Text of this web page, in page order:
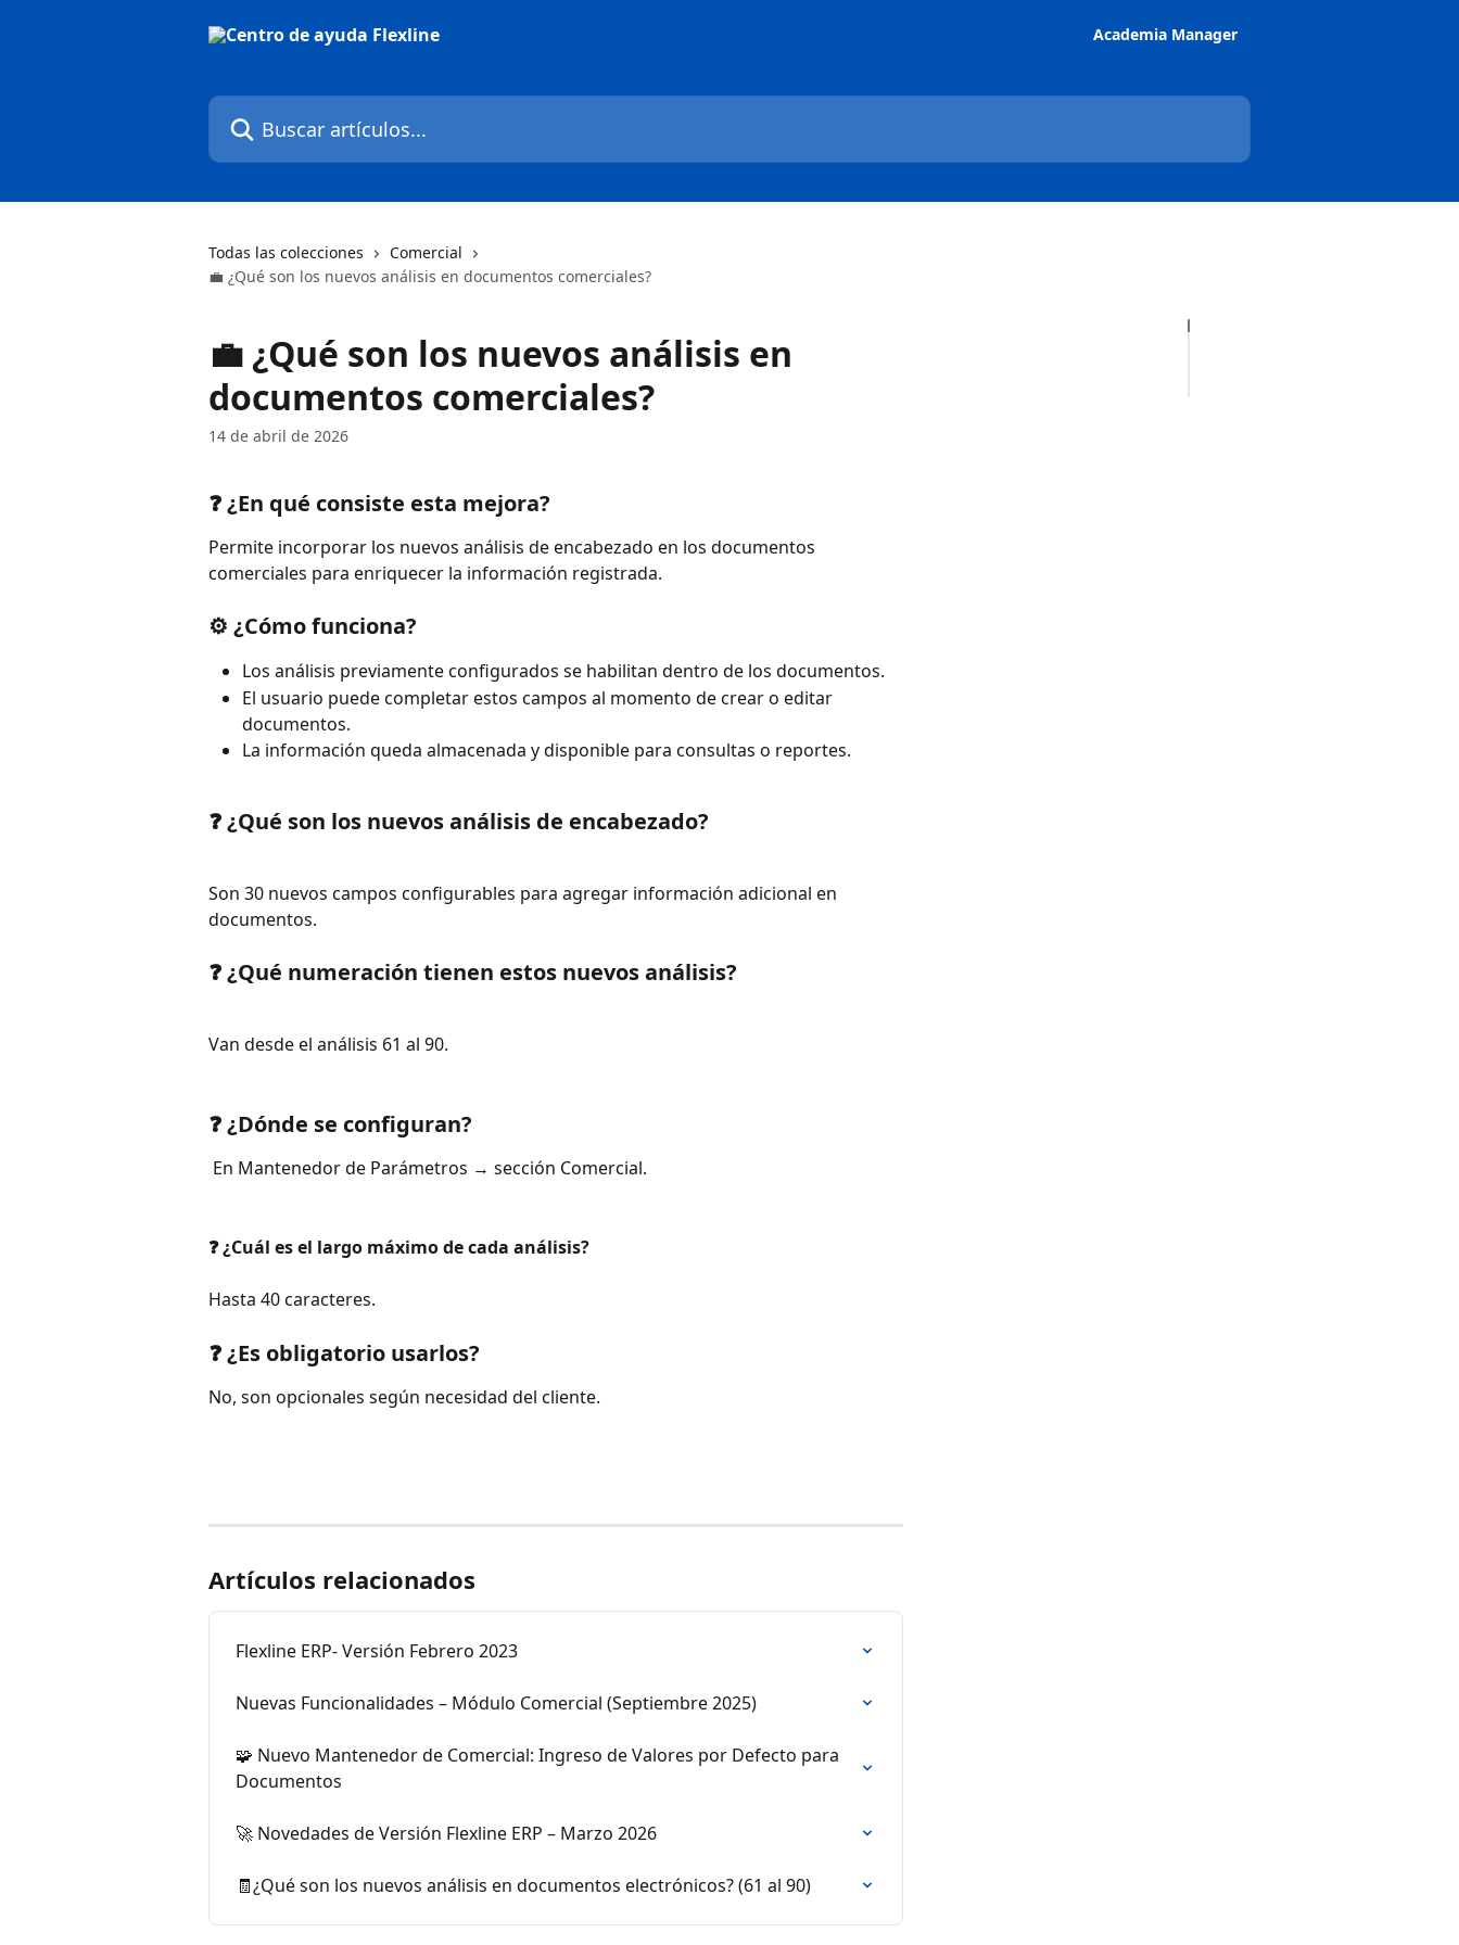
Academia Manager
Buscar artículos...
Todas las colecciones
Comercial
💼 ¿Qué son los nuevos análisis en documentos comerciales?
💼 ¿Qué son los nuevos análisis en
documentos comerciales?
14 de abril de 2026
❓ ¿En qué consiste esta mejora?
Permite incorporar los nuevos análisis de encabezado en los documentos
comerciales para enriquecer la información registrada.
⚙️ ¿Cómo funciona?
Los análisis previamente configurados se habilitan dentro de los documentos.
El usuario puede completar estos campos al momento de crear o editar
documentos.
La información queda almacenada y disponible para consultas o reportes.
❓ ¿Qué son los nuevos análisis de encabezado?
Son 30 nuevos campos configurables para agregar información adicional en
documentos.
❓ ¿Qué numeración tienen estos nuevos análisis?
Van desde el análisis 61 al 90.
❓ ¿Dónde se configuran?
En Mantenedor de Parámetros → sección Comercial.
❓ ¿Cuál es el largo máximo de cada análisis?
Hasta 40 caracteres.
❓ ¿Es obligatorio usarlos?
No, son opcionales según necesidad del cliente.
Artículos relacionados
Flexline ERP- Versión Febrero 2023
Nuevas Funcionalidades – Módulo Comercial (Septiembre 2025)
🧩 Nuevo Mantenedor de Comercial: Ingreso de Valores por Defecto para
Documentos
🚀 Novedades de Versión Flexline ERP – Marzo 2026
🧾¿Qué son los nuevos análisis en documentos electrónicos? (61 al 90)